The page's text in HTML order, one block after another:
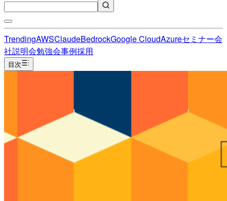
TrendingAWSClaudeBedrockGoogle CloudAzureセミナー会
社説明会勉強会事例採用
目次